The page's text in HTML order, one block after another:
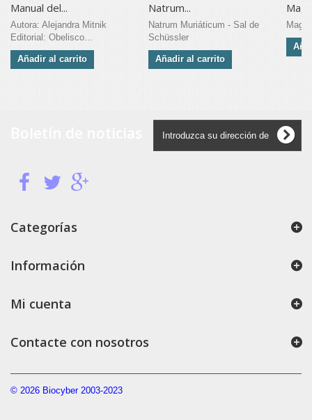
Manual del...
Autora: Alejandra Mitnik
Editorial: Obelisco...
Añadir al carrito
Natrum...
Natrum Muriáticum - Sal de
Schüssler
Añadir al carrito
Categorías
Información
© 2026 Biocyber 2003-2023
Mi cuenta
Contacte con nosotros